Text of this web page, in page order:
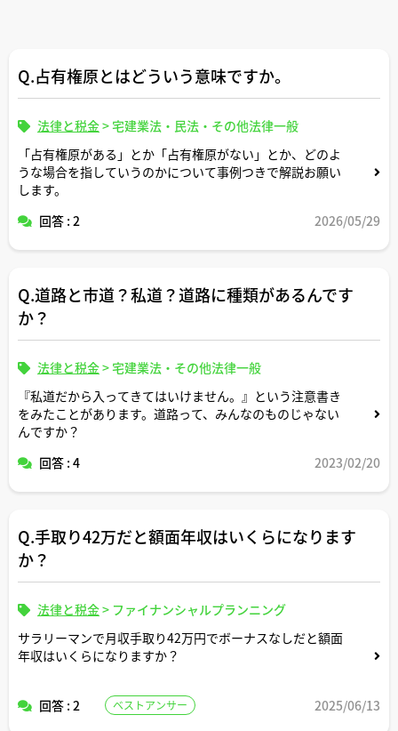
Q.占有権原とはどういう意味ですか。
法律と税金>宅建業法・民法・その他法律一般
「占有権原がある」とか「占有権原がない」とか、どのよ
うな場合を指していうのかについて事例つきで解説お願い
します。
回答 : 2
2026/05/29
Q.道路と市道？私道？道路に種類があるんです
か？
法律と税金>宅建業法・その他法律一般
『私道だから入ってきてはいけません。』という注意書き
をみたことがあります。道路って、みんなのものじゃない
んですか？
回答 : 4
2023/02/20
Q.手取り42万だと額面年収はいくらになります
か？
法律と税金> ファイナンシャルプランニング
サラリーマンで月収手取り42万円でボーナスなしだと額面
年収はいくらになりますか？
回答 : 2 ベストアンサー 2025/06/13